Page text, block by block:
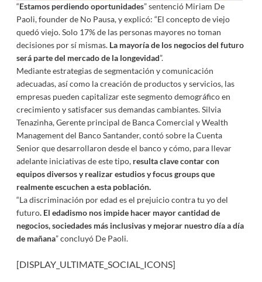
“Estamos perdiendo oportunidades” sentenció Miriam De
Paoli, founder de No Pausa, y explicó: “El concepto de viejo
quedó viejo. Solo 17% de las personas mayores no toman
decisiones por sí mismas. La mayoría de los negocios del futuro
será parte del mercado de la longevidad”.
Mediante estrategias de segmentación y comunicación
adecuadas, así como la creación de productos y servicios, las
empresas pueden capitalizar este segmento demográfico en
crecimiento y satisfacer sus demandas cambiantes. Silvia
Tenazinha, Gerente principal de Banca Comercial y Wealth
Management del Banco Santander, contó sobre la Cuenta
Senior que desarrollaron desde el banco y cómo, para llevar
adelante iniciativas de este tipo, resulta clave contar con
equipos diversos y realizar estudios y focus groups que
realmente escuchen a esta población.
“La discriminación por edad es el prejuicio contra tu yo del
futuro. El edadismo nos impide hacer mayor cantidad de
negocios, sociedades más inclusivas y mejorar nuestro día a día
de mañana” concluyó De Paoli.
[DISPLAY_ULTIMATE_SOCIAL_ICONS]